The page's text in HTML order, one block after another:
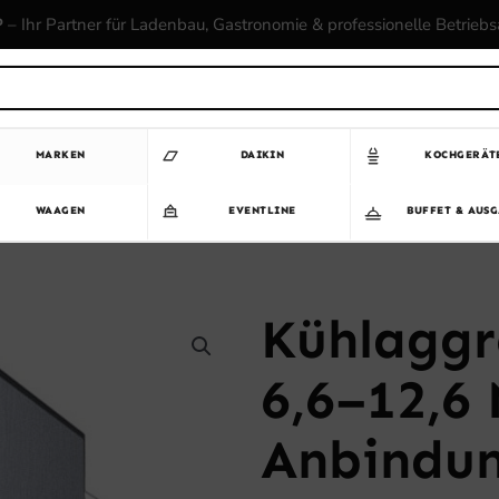
– Ihr Partner für Ladenbau, Gastronomie & professionelle
MARKEN DAIKIN
WAAGEN EVENTLINE BUFFET &